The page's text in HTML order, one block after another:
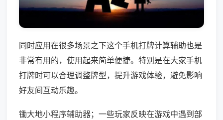
同时应用在很多场景之下这个手机打牌计算辅助也是
非常有用的，使用起来简单便捷。特别是在大家手机
打牌时可以合理调整牌型，提升游戏体验，避免影响
好友间互动乐趣。
锄大地小程序辅助器；一些玩家反映在游戏中遇到部